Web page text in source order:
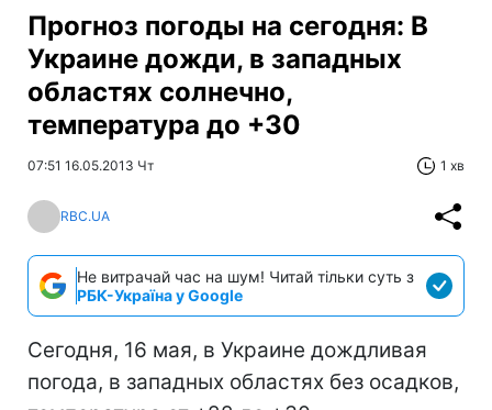
Прогноз погоды на сегодня: В
Украине дожди, в западных
областях солнечно,
температура до +30
07:51 16.05.2013 Чт 1 хв
RBC.UA
Не витрачай час на шум! Читай тільки суть з
РБК-Україна у Google
Сегодня, 16 мая, в Украине дождливая
погода, в западных областях без осадков,